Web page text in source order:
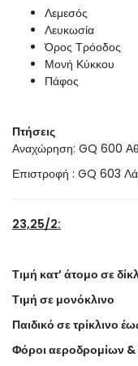
Λεμεσός
Λευκωσία
Όρος Τρόοδος
Μονή Κύκκου
Πάφος
Πτήσεις
Αναχώρηση: GQ 600
Επιστροφή : GQ 603
23,25/2:
Τιμή κατ’
Τιμή σε
Παιδικό σε
Φόροι αεροδρομίων &